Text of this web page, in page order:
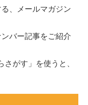
、メールマガジン
バー記事をご紹介
さがす」を使うと、